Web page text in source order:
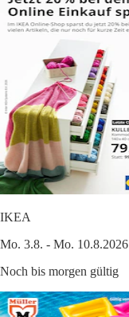
IKEA
Mo. 3.8. - Mo. 10.8.2026
Noch bis morgen gültig